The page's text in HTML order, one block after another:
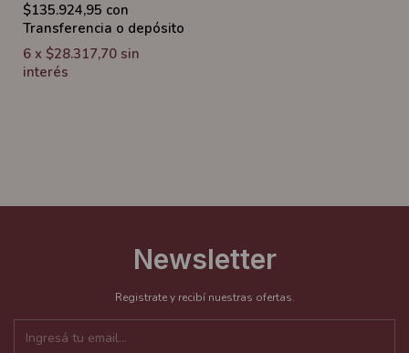
$135.924,95 con
Transferencia o depósito
6 x $28.317,70 sin
interés
Newsletter
Registrate y recibí nuestras ofertas.